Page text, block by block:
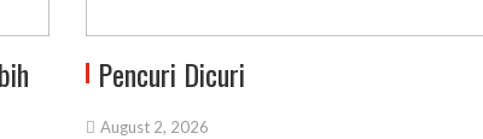
Pencuri Dicuri
August 2, 2026